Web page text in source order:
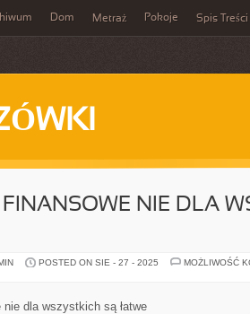
Dom Metraż Pokoje Spis Treści
FINANSOWE NIE DLA
POSTED ON SIE - 27 - 2025
MOŻLIWOŚĆ
nie dla wszystkich są łatwe